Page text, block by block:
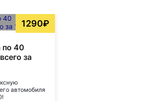
1290₽
по 40
за
автомобиля